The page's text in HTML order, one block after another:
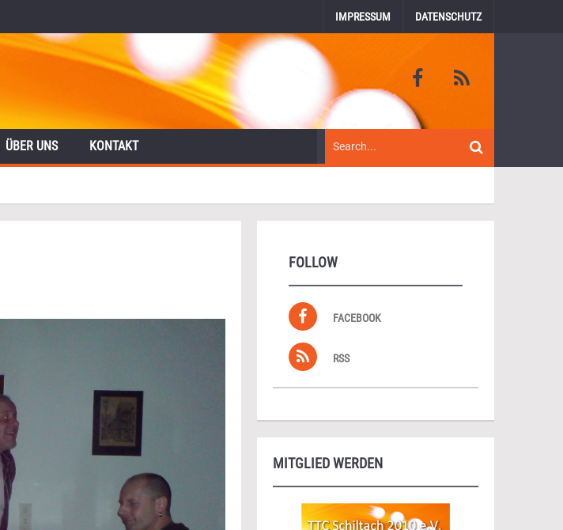
IMPRESSUM DATENSCHUTZ
ÜBER UNS KONTAKT
FOLLOW
FACEBOOK
RSS
MITGLIED WERDEN